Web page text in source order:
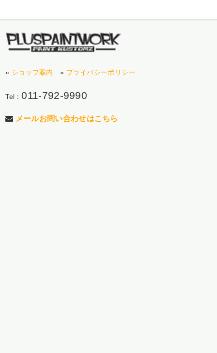
» ショップ案内 » プライバシーポリシー
Tel：011-792-9990
メールお問い合わせはこちら